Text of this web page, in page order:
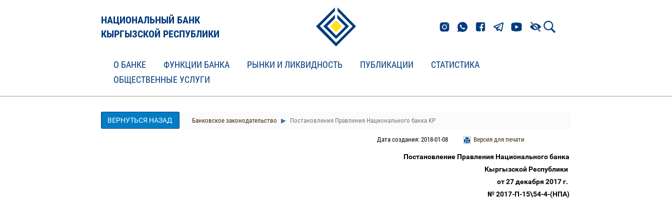
НАЦИОНАЛЬНЫЙ БАНК
КЫРГЫЗСКОЙ РЕСПУБЛИКИ
О БАНКЕ ФУНКЦИИ БАНКА РЫНКИ И ЛИКВИДНОСТЬ ПУБЛИКАЦИИ
СТАТИСТИКА
ОБЩЕСТВЕННЫЕ УСЛУГИ
ВЕРНУТЬСЯ НАЗАД Банковское законодательство Постановления Правления Национального банка КР
Версия для печати
Дата создания: 2018-01-08
Постановление Правления Национального банка
Кыргызской Республики
от 27 декабря 2017 г.
№2017-П-15\54-4-(НПА)